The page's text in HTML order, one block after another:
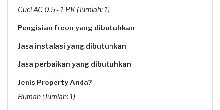
Cuci AC 0.5 - 1 PK (Jumlah: 1)
Pengisian freon yang dibutuhkan
Jasa instalasi yang dibutuhkan
Jasa perbaikan yang dibutuhkan
Jenis Property Anda?
Rumah (Jumlah: 1)